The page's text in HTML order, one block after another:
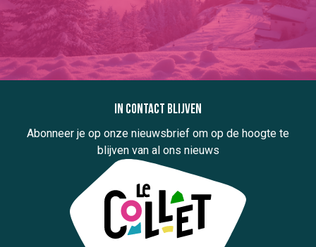
In contact blijven
Abonneer je op onze nieuwsbrief om op de hoogte te
blijven van al ons nieuws